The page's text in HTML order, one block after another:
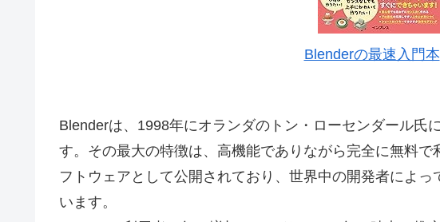
Blenderの最速入門本
Blenderは、1998年にオランダのトン・ローセンダール氏
す。その最大の特徴は、高機能でありながら完全に無料
フトウェアとして公開されており、世界中の開発者によ
います。